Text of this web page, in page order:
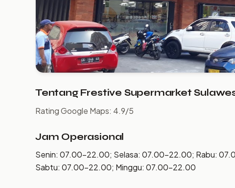
Tentang Frestive Supermarket
Rating Google Maps: 4.9/5
Jam Operasional
Senin: 07.00–22.00; Selasa: 07.00–22.00; Rabu:
Sabtu: 07.00–22.00; Minggu: 07.00–22.00